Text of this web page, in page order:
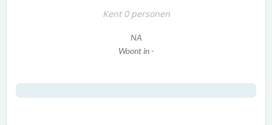
Kent 0 personen
NA
Woont in -